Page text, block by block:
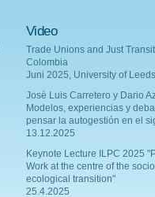
Video
Trade Unions and Just
Colombia
Juni 2025, University of Leeds
Josè Luis Carretero y Dario
Modelos, experiencias y
pensar la autogestión en el
13.12.2025
Keynote Lecture ILPC 2025
Work at the centre of the
ecological transition"
25.4.2025